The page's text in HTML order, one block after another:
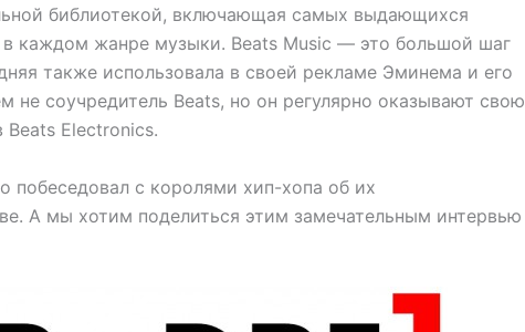
библиотекой, включающая самых выдающихся
в каждом жанре музыки. Beats Music — это большой шаг
также использовала в своей рекламе Эминема и его
не соучредитель Beats, но он регулярно оказывают свою
Electronics.
побеседовал с королями хип-хопа об их
А мы хотим поделиться этим замечательным интервью